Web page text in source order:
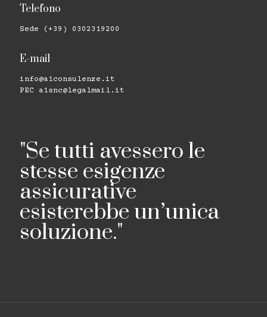
Telefono
Sede (+39) 0302319200
E-mail
info@a1consulenze.it
PEC a1snc@legalmail.it
"Se tutti avessero le
stesse esigenze
assicurative
esisterebbe un’unica
soluzione."